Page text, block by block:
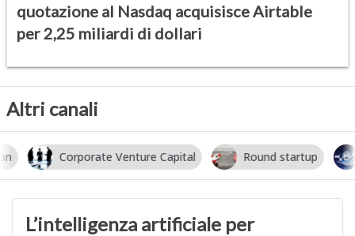
quotazione al Nasdaq acquisisce Airtable
per 2,25 miliardi di dollari
Altri canali
Corporate Venture Capital Round startup
L’intelligenza artificiale per